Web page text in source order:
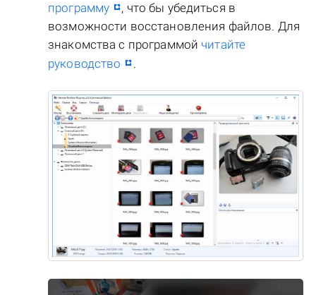
программу
, что бы убедиться в
возможности восстановления файлов. Для
знакомства с программойчитайте
руководство
.